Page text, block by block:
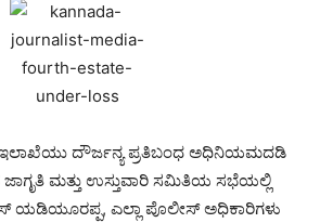
ಇಲಾಖೆಯು ದೌರ್ಜನ್ಯ ಪ್ರತಿಬಂಧ ಅಧಿನಿಯಮದಡಿ
ಜಾಗೃತಿ ಮತ್ತು ಉಸ್ತುವಾರಿ ಸಮಿತಿಯ ಸಭೆಯಲ್ಲಿ
ಯಡಿಯೂರಪ್ಪ, ಎಲ್ಲಾ ಪೊಲೀಸ್ ಅಧಿಕಾರಿಗಳು